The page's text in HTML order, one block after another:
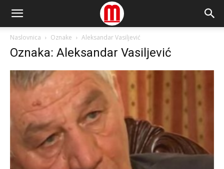
Naslovnica Oznake Aleksandar Vasiljević
Oznaka: Aleksandar Vasiljević